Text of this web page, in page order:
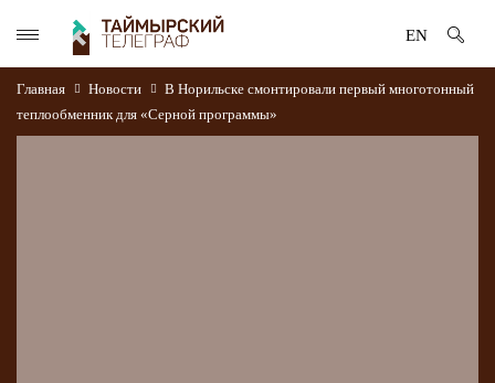
EN
Главная Новости
В Норильске смонтировали первый многотонный
теплообменник для «Серной программы»